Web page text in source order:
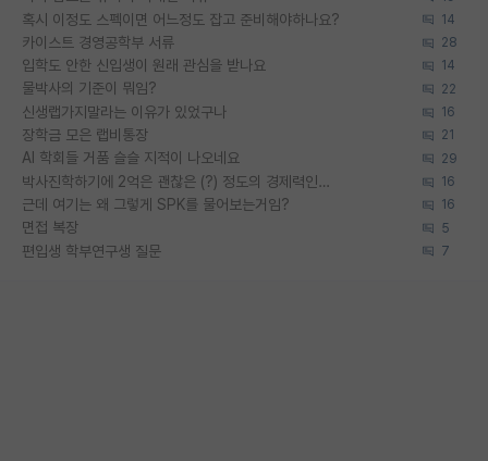
혹시 이정도 스펙이면 어느정도 잡고 준비해야하나요? 14
카이스트 경영공학부 서류 28
입학도 안한 신입생이 원래 관심을 받나요 14
물박사의 기준이 뭐임? 22
신생랩가지말라는 이유가 있었구나 16
장학금 모은 랩비통장 21
AI 학회들 거품 슬슬 지적이 나오네요 29
박사진학하기에 2억은 괜찮은 (?) 정도의 경제력인가요 16
근데 여기는 왜 그렇게 SPK를 물어보는거임? 16
면접 복장 5
편입생 학부연구생 질문 7